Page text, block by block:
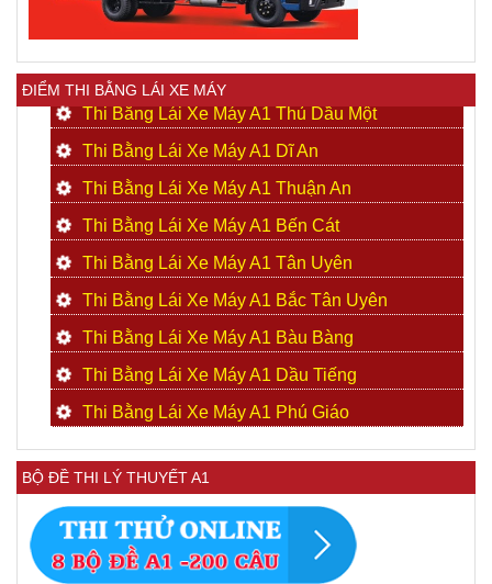
ĐIỂM THI BẰNG LÁI XE MÁY
Thi Bằng Lái Xe Máy A1 Thủ Dầu Một
Thi Bằng Lái Xe Máy A1 Dĩ An
Thi Bằng Lái Xe Máy A1 Thuận An
Thi Bằng Lái Xe Máy A1 Bến Cát
Thi Bằng Lái Xe Máy A1 Tân Uyên
Thi Bằng Lái Xe Máy A1 Bắc Tân Uyên
Thi Bằng Lái Xe Máy A1 Bàu Bàng
Thi Bằng Lái Xe Máy A1 Dầu Tiếng
Thi Bằng Lái Xe Máy A1 Phú Giáo
BỘ ĐỀ THI LÝ THUYẾT A1